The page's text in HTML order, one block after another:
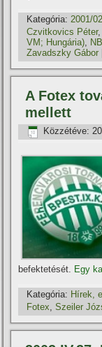
Kategória: 2001/02
Czvitkovics Péter,
VM; Hungária),
Zavadszky Gábor
A Fotex
mellett
Közzétéve:
befektetését. Egy
Kategória: Hí­rek,
Fotex,Szeiler